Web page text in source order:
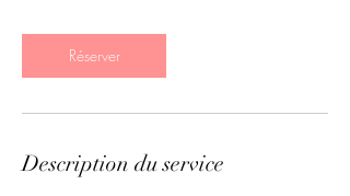
Réserver
Description du service